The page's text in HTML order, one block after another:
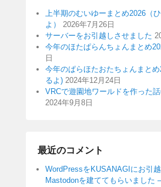
上半期のむいゆーまとめ2026（
よ）
2026年7月26日
サーバーをお引越しさせました
今年のほたぱらんちょんまとめ
日
今年のぱらほたおたちょんまと
るよ) 2024年12月24日
VRCで遊園地ワールドを作った
2024年9月8日
最近のコメント
WordPressをKUSANAGIにお引
Mastodonを建ててもらいました